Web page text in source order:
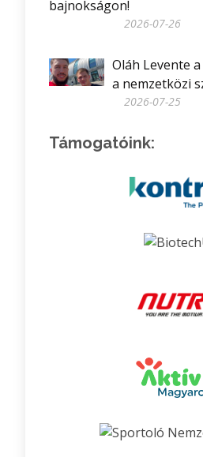
bajnokságon!
2026-07-26
Oláh Levente
a nemzetközi
2026-07-25
Támogatóink: